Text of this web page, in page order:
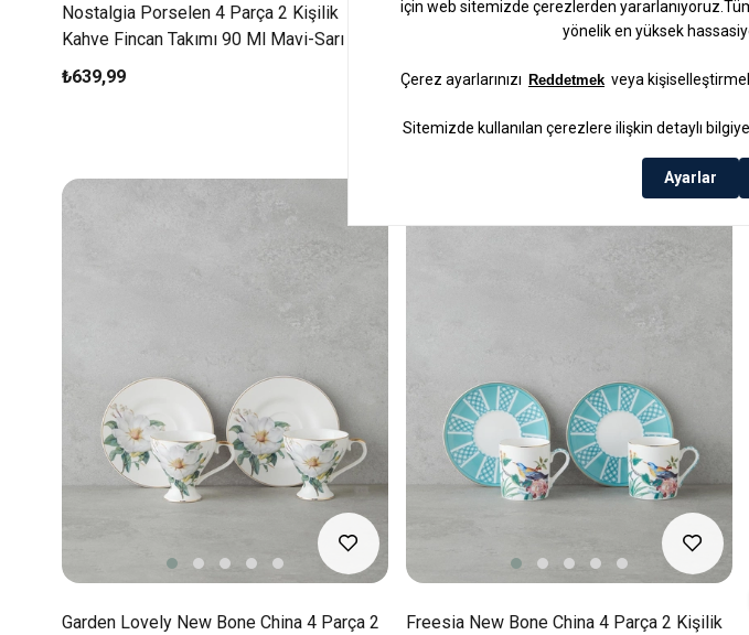
Nostalgia Porselen 4 Parça 2 Kişilik
Kahve Fincan Takımı 90 Ml Mavi-Sarı
₺639,99
Emberlyn New Bone China 4 Parça 2
Kişilik Kahve Fincan Takımı 90 Ml Yeşil
₺449,99
Garden Lovely New Bone China 4 Parça 2
Freesia New Bone China 4 Parça 2 Kişilik